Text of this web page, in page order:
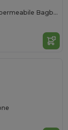
Portafoglio Compatto Impermeabile Bagbase BG040